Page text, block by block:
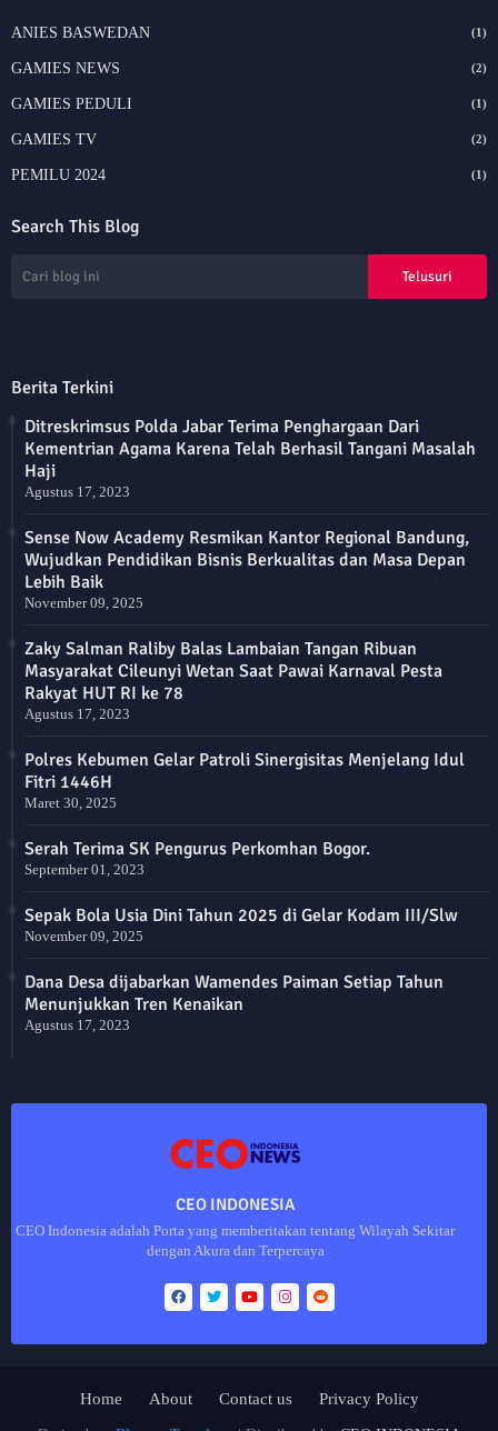
ANIES BASWEDAN (1)
GAMIES NEWS (2)
GAMIES PEDULI (1)
GAMIES TV (2)
PEMILU 2024 (1)
Search This Blog
Berita Terkini
Ditreskrimsus Polda Jabar Terima Penghargaan Dari
Kementrian Agama Karena Telah Berhasil Tangani Masalah
Haji
Agustus 17, 2023
Sense Now Academy Resmikan Kantor Regional Bandung,
Wujudkan Pendidikan Bisnis Berkualitas dan Masa Depan
Lebih Baik
November 09, 2025
Zaky Salman Raliby Balas Lambaian Tangan Ribuan
Masyarakat Cileunyi Wetan Saat Pawai Karnaval Pesta
Rakyat HUT RI ke 78
Agustus 17, 2023
Polres Kebumen Gelar Patroli Sinergisitas Menjelang Idul
Fitri 1446H
Maret 30, 2025
Serah Terima SK Pengurus Perkomhan Bogor.
September 01, 2023
Sepak Bola Usia Dini Tahun 2025 di Gelar Kodam III/Slw
November 09, 2025
Dana Desa dijabarkan Wamendes Paiman Setiap Tahun
Menunjukkan Tren Kenaikan
Agustus 17, 2023
CEO INDONESIA
CEO Indonesia adalah Porta yang memberitakan tentang Wilayah Sekitar
dengan Akura dan Terpercaya
Home About Contact us Privacy Policy